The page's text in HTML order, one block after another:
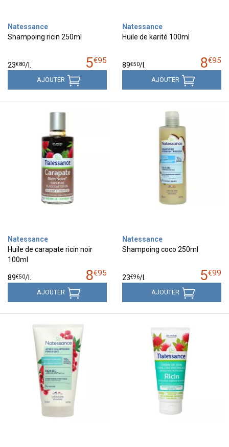
Natessance
Shampoing ricin 250ml
5€95
23€80/
AJOUTER
Natessance
Huile de karité 100ml
8€95
89€50/
AJOUTER
Natessance
Huile de carapate ricin noir
100ml
8€95
89€50/
AJOUTER
Natessance
Shampoing coco 250ml
5€99
23€96/
AJOUTER